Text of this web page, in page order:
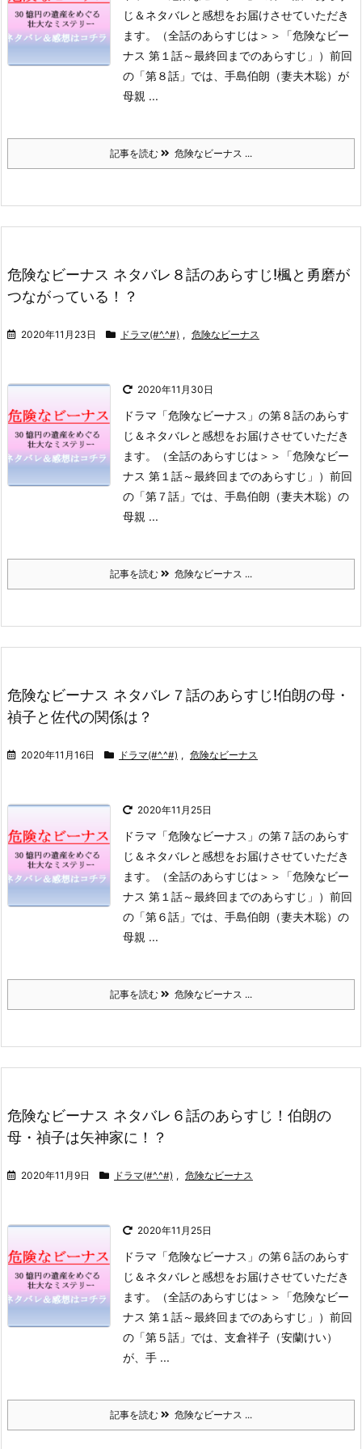
じ＆ネタバレと感想をお届けさせていただき
ます。
（全話のあらすじは＞＞「危険なビー
ナス 第１話～最終回までのあらすじ」） 前回
の「第８話」では、手島伯朗（妻夫木聡）が
母親 ...
記事を読む 危険なビーナス ...
危険なビーナス ネタバレ８話のあらすじ!楓と勇磨が
つながっている！？
2020年11月23日 ドラマ(#^.^#) , 危険なビーナス
2020年11月30日
ドラマ「危険なビーナス」の第８話のあらす
じ＆ネタバレと感想をお届けさせていただき
ます。
（全話のあらすじは＞＞「危険なビー
ナス 第１話～最終回までのあらすじ」） 前回
の「第７話」では、手島伯朗（妻夫木聡）の
母親 ...
記事を読む 危険なビーナス ...
危険なビーナス ネタバレ７話のあらすじ!伯朗の母・
禎子と佐代の関係は？
2020年11月16日 ドラマ(#^.^#) , 危険なビーナス
2020年11月25日
ドラマ「危険なビーナス」の第７話のあらす
じ＆ネタバレと感想をお届けさせていただき
ます。
（全話のあらすじは＞＞「危険なビー
ナス 第１話～最終回までのあらすじ」） 前回
の「第６話」では、手島伯朗（妻夫木聡）の
母親 ...
記事を読む 危険なビーナス ...
危険なビーナス ネタバレ６話のあらすじ！伯朗の
母・禎子は矢神家に！？
2020年11月9日 ドラマ(#^.^#) , 危険なビーナス
2020年11月25日
ドラマ「危険なビーナス」の第６話のあらす
じ＆ネタバレと感想をお届けさせていただき
ます。
（全話のあらすじは＞＞「危険なビー
ナス 第１話～最終回までのあらすじ」） 前回
の「第５話」では、支倉祥子（安蘭けい）
が、手 ...
記事を読む 危険なビーナス ...